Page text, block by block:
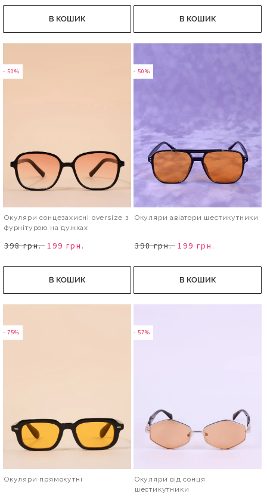
В КОШИК В КОШИК
- 50%
Окуляри сонцезахисні oversize з
фурнітурою на дужках
398 грн. 199 грн.
В КОШИК
- 50%
Окуляри авіатори шестикутники
398 грн. 199 грн.
В КОШИК
- 75%
Окуляри прямокутні
- 57%
Окуляри від сонця
шестикутники